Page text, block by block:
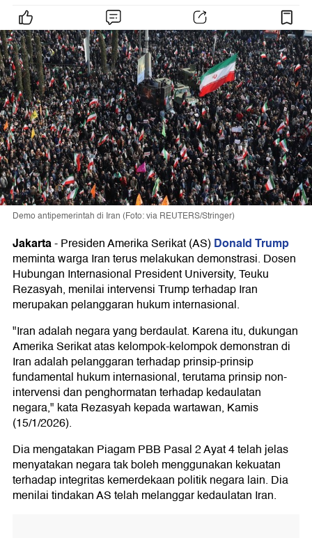
Demo antipemerintah di Iran (Foto: via REUTERS/Stringer)
Jakarta-Presiden Amerika Serikat (AS)Donald Trump
meminta warga Iran terus melakukan demonstrasi. Dosen
Hubungan Internasional President University, Teuku
Rezasyah, menilai intervensi Trump terhadap Iran
merupakan pelanggaran hukum internasional.
"Iran adalah negara yang berdaulat. Karena itu, dukungan
Amerika Serikat atas kelompok-kelompok demonstran di
Iran adalah pelanggaran terhadap prinsip-prinsip
fundamental hukum internasional, terutama prinsip non-
intervensi dan penghormatan terhadap kedaulatan
negara," kata Rezasyah kepada wartawan, Kamis
(15/1/2026).
Dia mengatakan Piagam PBB Pasal 2 Ayat 4 telah jelas
menyatakan negara tak boleh menggunakan kekuatan
terhadap integritas kemerdekaan politik negara lain. Dia
menilai tindakan AS telah melanggar kedaulatan Iran.